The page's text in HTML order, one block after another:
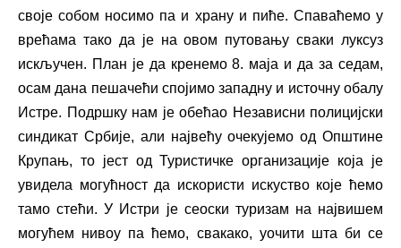
своје собом носимо па и храну и пиће. Спаваћемо у
врећама тако да је на овом путовању сваки луксуз
искључен. План је да кренемо 8. маја и да за седам,
осам дана пешачећи спојимо западну и источну обалу
Истре. Подршку нам је обећао Независни полицијски
синдикат Србије, али највећу очекујемо од Општине
Крупањ, то јест од Туристичке организације која је
увидела могућност да искористи искуство које ћемо
тамо стећи. У Истри је сеоски туризам на највишем
могућем нивоу па ћемо, свакако, уочити шта би се